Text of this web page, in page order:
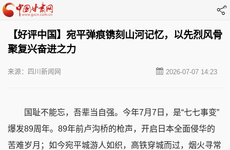
【好评中国】宛平弹痕镌刻山河记忆，以先烈风骨
聚复兴奋进之力
2026-07-07 14:23
来源：四川新闻网
国耻不能忘，吾辈当自强。今年7月7日，是“七七事变”
爆发89周年。89年前卢沟桥的枪声，开启日本全面侵华的
苦难岁月；如今宛平城游人如织，高铁穿城而过，烟火寻常